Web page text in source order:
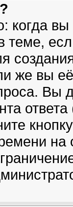
когда
же вы её
Вы
ответа